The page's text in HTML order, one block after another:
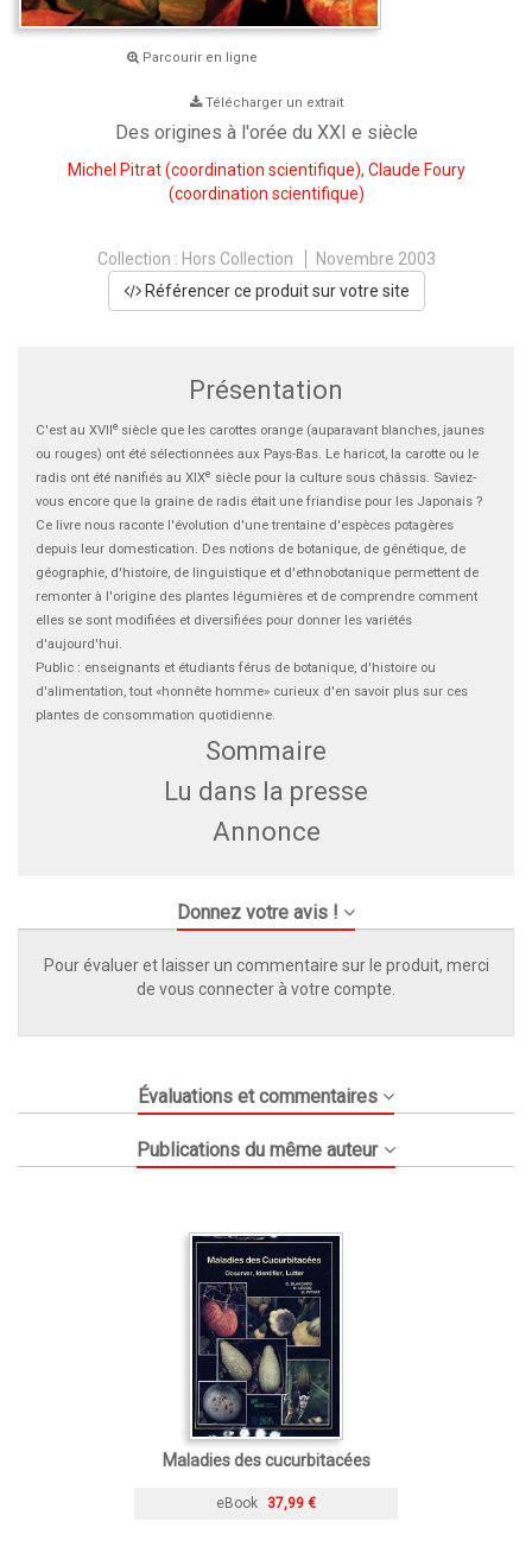
Parcourir en ligne
Télécharger un extrait
Des origines à l'orée du XXI e siècle
Michel Pitrat(coordination scientifique), Claude Foury
(coordination scientifique)
Collection : Hors Collection
Novembre 2003
Référencer ce produit sur votre site
Présentation
C'est au XVIIe siècle que les carottes orange (auparavant blanches, jaunes
ou rouges) ont été sélectionnées aux Pays-Bas. Le haricot, la carotte ou le
radis ont été nanifiés au XIXe siècle pour la culture sous châssis. Saviez-
vous encore que la graine de radis était une friandise pour les Japonais ?
Ce livre nous raconte l'évolution d'une trentaine d'espèces potagères
depuis leur domestication. Des notions de botanique, de génétique, de
géographie, d'histoire, de linguistique et d'ethnobotanique permettent de
remonter à l'origine des plantes légumières et de comprendre comment
elles se sont modifiées et diversifiées pour donner les variétés
d'aujourd'hui.
Public : enseignants et étudiants férus de botanique, d'histoire ou
d'alimentation, tout «honnête homme» curieux d'en savoir plus sur ces
plantes de consommation quotidienne.
Sommaire
Lu dans la presse
Annonce
Donnez votre avis !
Pour évaluer et laisser un commentaire sur le produit, merci
de vous connecter à votre compte.
Évaluations et commentaires
Publications du même auteur
Maladies des cucurbitacées
eBook 37,99 €